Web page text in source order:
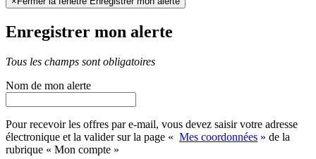
Enregistrer mon alerte
Tous les champs sont obligatoires
Nom de mon alerte
Pour recevoir les offres par e-mail, vous devez saisir votre adresse
électronique et la valider sur la page « Mes coordonnées » de la
rubrique « Mon compte »